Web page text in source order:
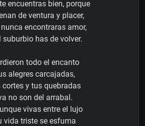
encuentras bien, porque
de ventura y placer,
encontraras amor,
suburbio has de volver.
todo el encanto
alegres carcajadas,
cortes y tus quebradas
no son del arrabal.
vivas entre el lujo
vida triste se esfuma